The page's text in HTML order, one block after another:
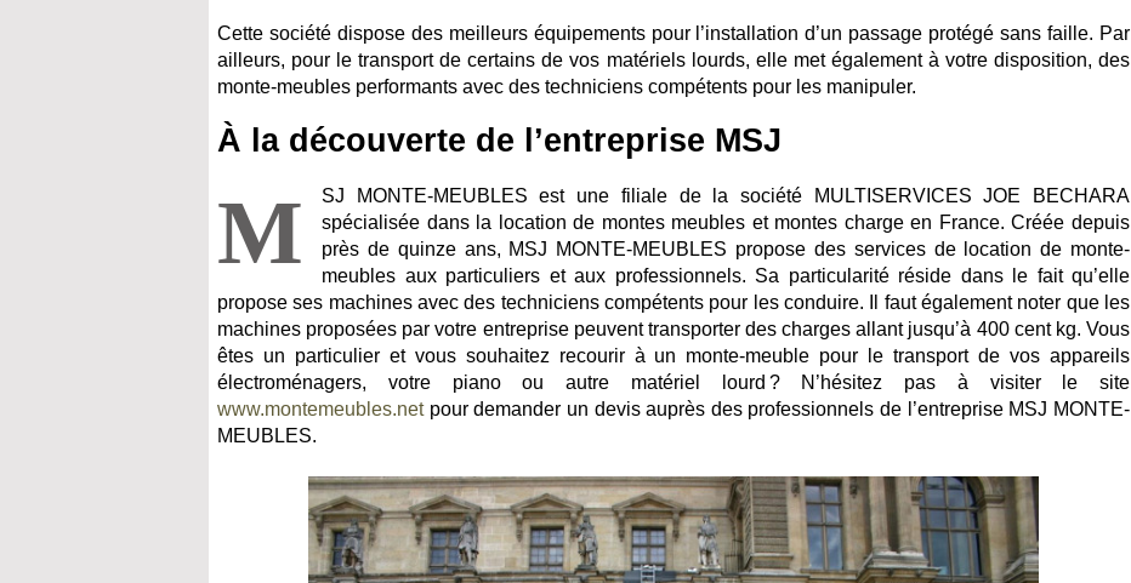
Cette société dispose des meilleurs équipements pour l’installation d’un passage protégé sans faille. Par
ailleurs, pour le transport de certains de vos matériels lourds, elle met également à votre disposition, des
monte-meubles performants avec des techniciens compétents pour les manipuler.
À la découverte de l’entreprise MSJ
M
SJ MONTE-MEUBLES est une filiale de la société MULTISERVICES JOE BECHARA
spécialisée dans la location de montes meubles et montes charge en France. Créée depuis
près de quinze ans, MSJ MONTE-MEUBLES propose des services de location de monte-
meubles aux particuliers et aux professionnels. Sa particularité réside dans le fait qu’elle
propose ses machines avec des techniciens compétents pour les conduire. Il faut également noter que les
machines proposées par votre entreprise peuvent transporter des charges allant jusqu’à 400 cent kg. Vous
êtes un particulier et vous souhaitez recourir à un monte-meuble pour le transport de vos appareils
électroménagers, votre piano ou autre matériel lourd ? N’hésitez pas à visiter le site
www.montemeubles.netpour demander un devis auprès des professionnels de l’entreprise MSJ MONTE-
MEUBLES.